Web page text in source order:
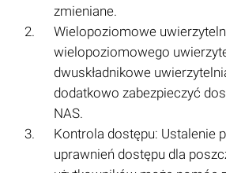
zmieniane.
Wielopoziomowe
wielopoziomowego
dwuskładnikowe
dodatkowo zabezpieczyć
NAS.
Kontrola dostępu: Ustalenie
uprawnień dostępu dla